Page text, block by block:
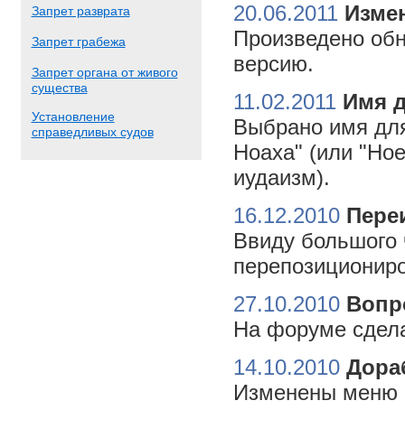
Запрет разврата
Запрет грабежа
Запрет органа от живого
существа
Установление
справедливых судов
20.06.2011
Произведено
версию.
11.02.2011 Имя
Выбрано имя
Ноаха" (или
иудаизм).
16.12.2010
Ввиду большого
27.10.2010
На форуме
14.10.2010
Изменены меню